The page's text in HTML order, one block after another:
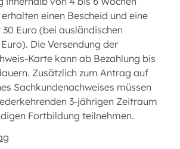
einen Bescheid und eine
30 Euro (bei ausländischen
Die Versendung der
Karte kann ab Bezahlung bis
Zusätzlich zum Antrag auf
Sachkundenachweises müssen
3-jährigen Zeitraum
Fortbildung teilnehmen.